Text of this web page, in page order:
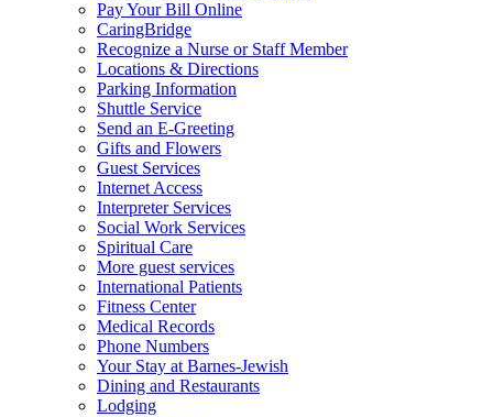
Pay Your Bill Online
CaringBridge
Recognize a Nurse or Staff Member
Locations & Directions
Parking Information
Shuttle Service
Send an E-Greeting
Gifts and Flowers
Guest Services
Internet Access
Interpreter Services
Social Work Services
Spiritual Care
More guest services
International Patients
Fitness Center
Medical Records
Phone Numbers
Your Stay at Barnes-Jewish
Dining and Restaurants
Lodging